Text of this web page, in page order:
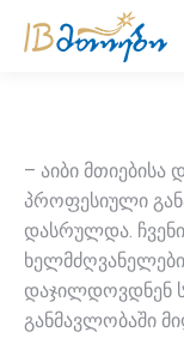
– აიბი მთიებისა
პროფესიული
დასრულდა.
დაჯილდოვდნენ
განმავლობაში